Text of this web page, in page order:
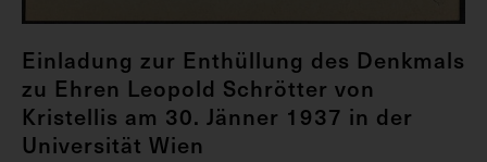
Einladung zur Enthüllung des Denkmals
zu Ehren Leopold Schrötter von
Kristellis am 30. Jänner 1937 in der
Universität Wien